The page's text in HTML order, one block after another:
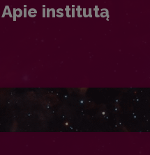
Apie institutą